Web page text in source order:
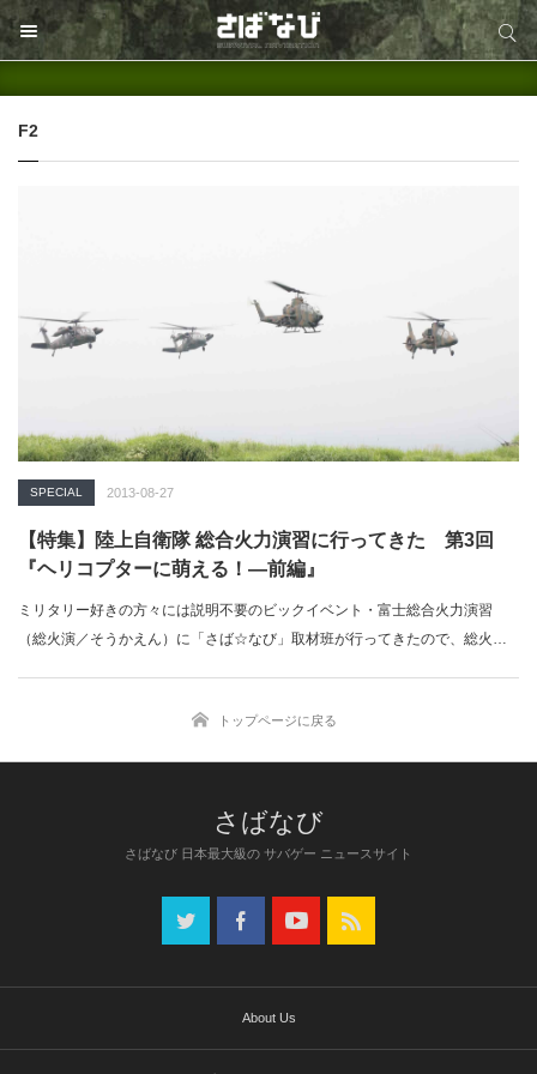
サイト内検索
F2
SPECIAL 2013-08-27
【特集】陸上自衛隊 総合火力演習に行ってきた 第3回
『ヘリコプターに萌える！―前編』
ミリタリー好きの方々には説明不要のビックイベント・富士総合火力演習
（総火演／そうかえん）に「さば☆なび」取材班が行ってきたので、総火演
トップページに戻る
さばなび 日本最大級の サバゲー ニュースサイト
About Us
サイト内検索